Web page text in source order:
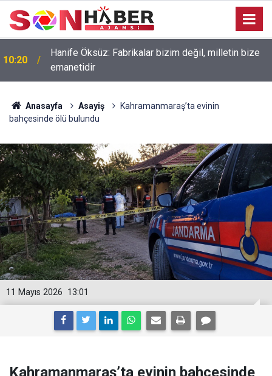
10:20
Hanife Öksüz: Fabrikalar bizim değil, milletin bize
emanetidir
Anasayfa Asayiş
Kahramanmaraş’ta evinin
bahçesinde ölü bulundu
13:01
11 Mayıs 2026
Kahramanmaraş’ta evinin bahçesinde